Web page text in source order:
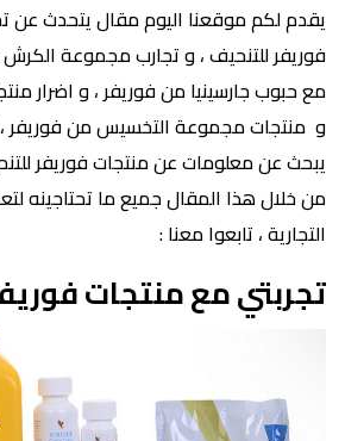
يقدم لكم موقعنا اليوم مقال يتحدث عن
فوريفر للتنحيف ، و تجارب مجموعة
مع حبوب جارسينيا من فوريفر ، و اضرار
و منتجات مجموعة التخسيس من فوريفر ،
يبحث عن معلومات عن منتجات فوريفر
من خلال هذا المقال جميع ما تحتاجينه
التجارية ، تابعوا معنا :
تجربتي مع منتجات